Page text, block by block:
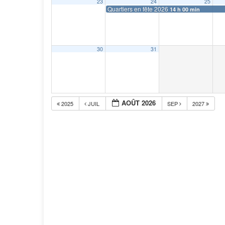
Quartiers en fête 2026 14 h 00 min
30 31
2025 JUIL AOÛT 2026 SEP 2027